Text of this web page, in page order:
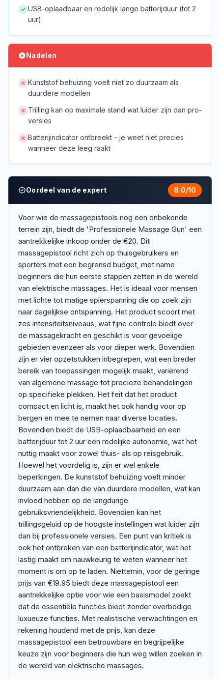
USB-oplaadbaar en redelijk lange batterijduur (tot 2
uur)
Nadelen
Kunststof behuizing voelt niet zo duurzaam als
duurdere modellen
Trilling kan op maximale stand wat luider zijn dan pro-
versies
Batterijindicator ontbreekt – je weet niet precies
wanneer deze leeg raakt
Oordeel van de expert 8.0/10
Voor wie de massagepistools nog een onbekende
terrein zijn, biedt de 'Professionele Massage Gun' een
aantrekkelijke inkoop onder de €20. Dit
massagepistool richt zich op thuisgebruikers en
sporters met een begrensd budget, met name
beginners die hun eerste stappen zetten in de wereld
van elektrische massages. Het is ideaal voor mensen
met lichte tot matige spierspanning die op zoek zijn
naar dagelijkse ontspanning. Het product scoort met
zes intensiteitsniveaus, wat fijne controle biedt over
de massagekracht en geschikt is voor gevoelige
gebieden evenzeer als voor dieper werk. Bovendien
zijn er vier opzetstukken inbegrepen, wat een breder
bereik van toepassingen mogelijk maakt, variërend
van algemene massage tot precieze behandelingen
op specifieke plekken. Het feit dat het product
compact en licht is, maakt het ook handig voor op
bergen en mee te nemen naar diverse locaties.
Bovendien biedt de USB-oplaadbaarheid en een
batterijduur tot 2 uur een redelijke autonomie, wat het
nuttig maakt voor zowel thuis- als op reisgebruik.
Hoewel het voordelig is, zijn er wel enkele
beperkingen. De kunststof behuizing voelt minder
duurzaam aan dan die van duurdere modellen, wat kan
invloed hebben op de langdurige
gebruiksvriendelijkheid. Bovendien kan het
trillingsgeluid op de hoogste instellingen wat luider zijn
dan bij professionele versies. Een punt van kritiek is
ook het ontbreken van een batterijindicator, wat het
lastig maakt om nauwkeurig te weten wanneer het
moment is om op te laden. Niettemin, voor de geringe
prijs van €19.95 biedt deze massagepistool een
aantrekkelijke optie voor wie een basismodel zoekt
dat de essentiële functies biedt zonder overbodige
luxueuze functies. Met realistische verwachtingen en
rekening houdend met de prijs, kan deze
massagepistool een betrouwbare en begrijpelijke
keuze zijn voor beginners die hun weg willen zoeken in
de wereld van elektrische massages.